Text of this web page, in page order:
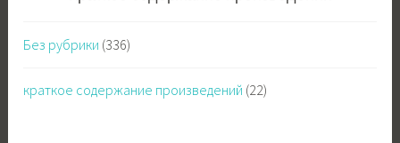
Без рубрики (336)
краткое содержание произведений (22)